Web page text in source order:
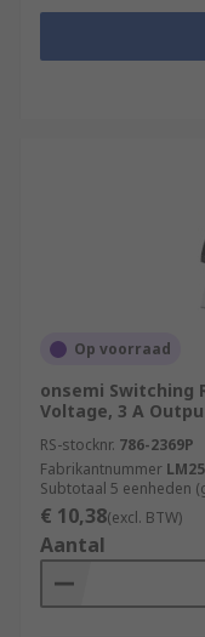
Op voorraad
onsemi Switching
Voltage, 3 A
RS-stocknr. 786-2369P
Fabrikantnummer
Subtotaal 5 eenheden
€ 10,38(excl. BTW)
Aantal